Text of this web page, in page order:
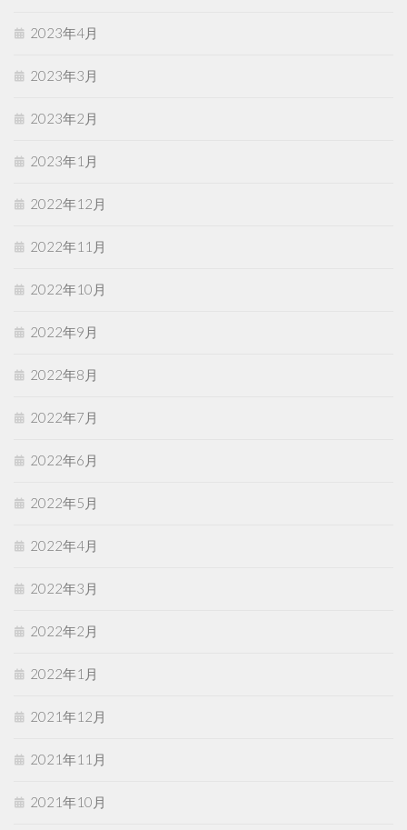
2023年4月
2023年3月
2023年2月
2023年1月
2022年12月
2022年11月
2022年10月
2022年9月
2022年8月
2022年7月
2022年6月
2022年5月
2022年4月
2022年3月
2022年2月
2022年1月
2021年12月
2021年11月
2021年10月